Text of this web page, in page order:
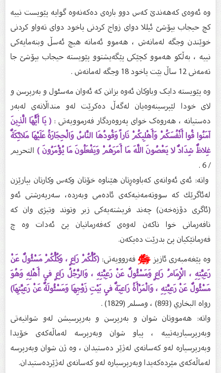
وە ئەوەی کەهەندێ کەس دوو بارەی دەکەنەوە گوایە پێویست نییە
کچ حیجاب بپۆشێ ئیللا دوای زواج کردنی یاخود دوای تەواو کردنی
خوێندن وجگە لەمانەش ، هەموو ئەمانە هیچ ئەسڵ وبنەمایەکی
نییە ، بەڵکو هەموو کچێکی پێگەیشتوو پێویستە حیجاب بپۆشێ جا
تەمەنی 12 ساڵ بێت یاخود 18 وجگە لەمانەش .
وە پێویستە دایک وباوکان ئەوە بزانن کە ئەوان مەسئول و بەرپرسن و
لای خودا لێپرسینەوەیان لەگەڵ دەکرێت لەو منداڵانەی لەبەر
دەستیانە ، هەروەک خوای پەروەردگار فەرموویەتی :( يَا أَيُّهَا الَّذِينَ
آمَنُوا قُوا أَنْفُسَكُمْ وَأَهْلِيكُمْ نَاراً وَقُودُهَا النَّاسُ وَالْحِجَارَةُ عَلَيْهَا مَلائِكَةٌ
غِلاظٌ شِدَادٌ لا يَعْصُونَ اللَّهَ مَا أَمَرَهُمْ وَيَفْعَلُونَ مَا يُؤْمَرُونَ )التحريم
واتە: ئەی ئەوانەی کەباوەڕتان ھێناوە خۆتان وکەس وکارتان بپارێزن
لەئاگرێك کە سووتەمەنیەكەی ئادەمی وبەردە، سەرپەرشتی ئەو
(ئاگری دۆزەخەن) چەند فریشتەیەکی زبر وتوند وتیژی وان کە
نافەرمانی خوا ناکەن لەوەی کەفەرمانیان پێ ئەدات وە چ
فەرمانێکیان پێ بدرێت دەیکەن.
وە پێغەمبەری ئازیزﷺفەروویەتی:(كُلُّكُمْ رَاعٍ ، وَكُلُّكُمْ مَسْئُولٌ عَنْ
رَعِيَّتِهِ ، الْإِمَامُ رَاعٍ وَمَسْئُولٌ عَنْ رَعِيَّتِهِ ، وَالرَّجُلُ رَاعٍ فِي أَهْلِهِ وَهُوَ
مَسْئُولٌ عَنْ رَعِيَّتِهِ ، وَالْمَرْأَةُ رَاعِيَةٌ فِي بَيْتِ زَوْجِهَا وَمَسْئُولَةٌ عَنْ رَعِيَّتِهَا)
رواه البخاري (893) ، ومسلم (1829) .
واتە: هەمووتان شوان و بەرپرسن و بەرپرسیشن لەو شوانیەتی
وبەرپرسیاریەتییە ، پیاو شوان وبەرپرسە لەماڵەکەی خۆیدا
وبەرپرسیارە لەو کەسانەی لەژێر دەستیدان ، وە ژن شوان وبەرپرسە
لەماڵەکەی مێردەکەیدا وبەرپرسیارە لەو کەسانەی لەژێردەستیدان.